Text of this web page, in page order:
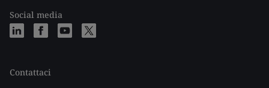
Social media
Contattaci